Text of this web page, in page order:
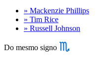
» Mackenzie Phillips
» Tim Rice
» Russell Johnson
Do mesmo signo